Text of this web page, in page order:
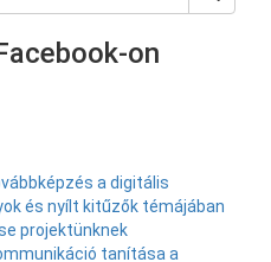
on
a digitális
és nyílt kitűzők témájában
projektünknek
tanítása a